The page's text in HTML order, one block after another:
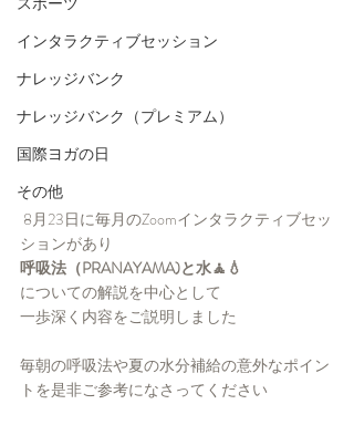
インタラクティブセッション
ナレッジバンク
ナレッジバンク（プレミアム）
国際ヨガの日
その他
ションがあり
呼吸法（PRANAYAMA)と水🧘💧
についての解説を中心として
一歩深く内容をご説明しました
毎朝の呼吸法や夏の水分補給の意外なポイン
トを是非ご参考になさってください